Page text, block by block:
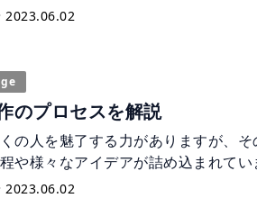
すマイク選び。 本記事では、マイク
2023.06.02
のプロセスを解説
の人を魅了する力がありますが、そ
や様々なアイデアが詰め込まれてい
スタイルは各プロジェクトによって
2023.06.02